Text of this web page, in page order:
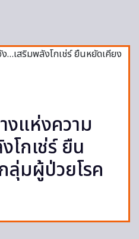
งแห่งความ
โกเช่ร์ ยืน
ลุ่มผู้ป่วยโรค